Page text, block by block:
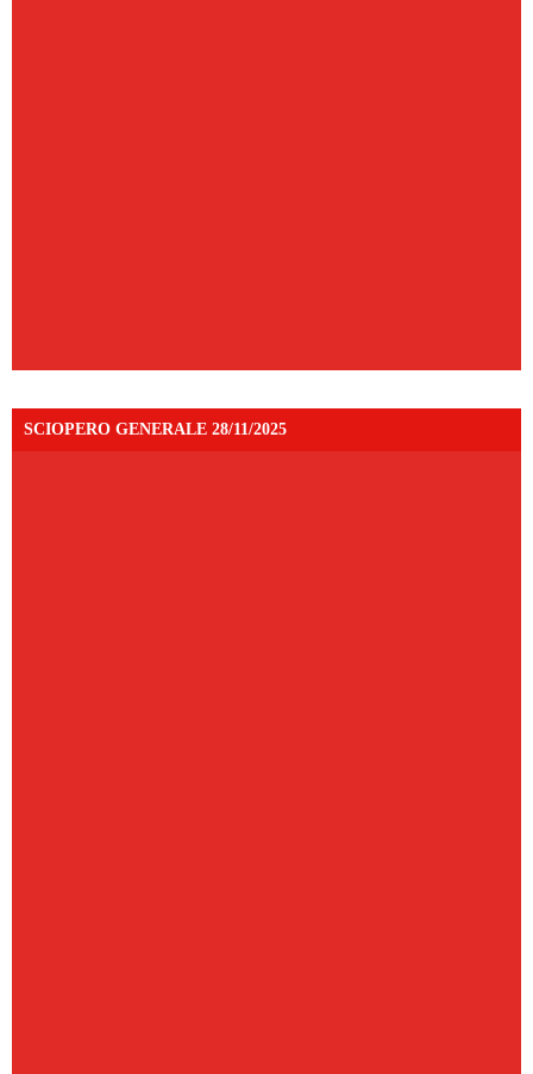
SCIOPERO GENERALE 28/11/2025